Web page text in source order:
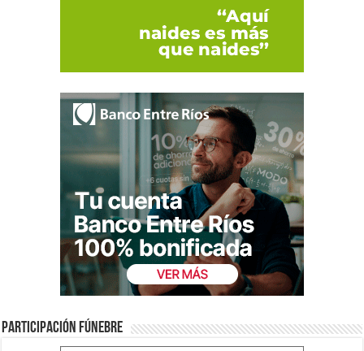
Participación fúnebre